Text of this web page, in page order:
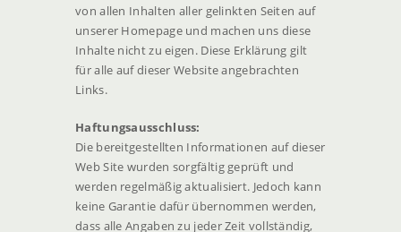
von allen Inhalten aller gelinkten Seiten auf
unserer Homepage und machen uns diese
Inhalte nicht zu eigen. Diese Erklärung gilt
für alle auf dieser Website angebrachten
Links.
Haftungsausschluss:
Die bereitgestellten Informationen auf dieser
Web Site wurden sorgfältig geprüft und
werden regelmäßig aktualisiert. Jedoch kann
keine Garantie dafür übernommen werden,
dass alle Angaben zu jeder Zeit vollständig,